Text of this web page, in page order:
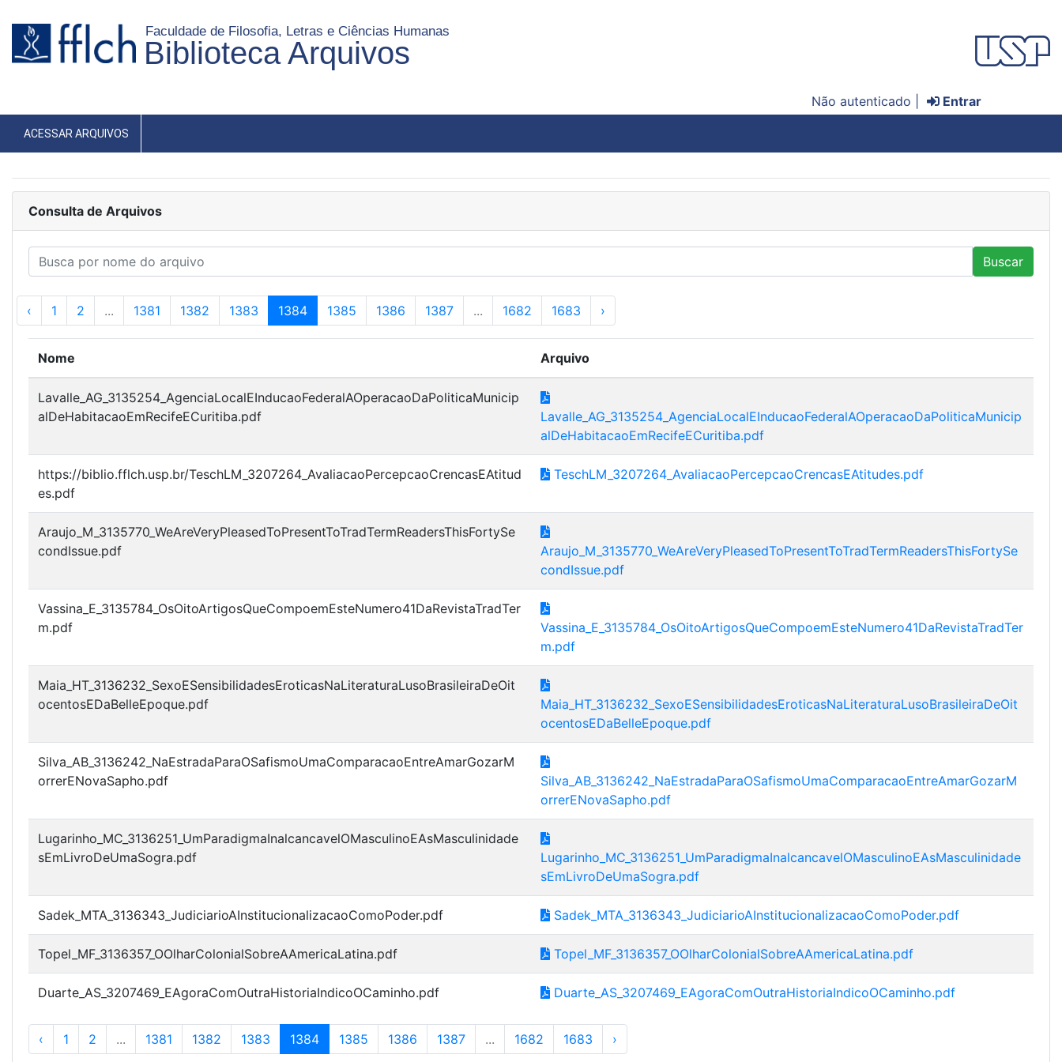
Faculdade de Filosofia, Letras e Ciências Humanas
Biblioteca Arquivos
Não autenticado | Entrar
ACESSAR ARQUIVOS
Consulta de Arquivos
Buscar
‹ 1 2 ... 1381 1382 1383 1384 1385 1386 1387 ... 1682 1683 ›
Nome Arquivo
Lavalle_AG_3135254_AgenciaLocalEInducaoFederalAOperacaoDaPoliticaMunicip
alDeHabitacaoEmRecifeECuritiba.pdf
Lavalle_AG_3135254_AgenciaLocalEInducaoFederalAOperacaoDaPoliticaMunicip
alDeHabitacaoEmRecifeECuritiba.pdf
https://biblio.fflch.usp.br/TeschLM_3207264_AvaliacaoPercepcaoCrencasEAtitud
es.pdf
TeschLM_3207264_AvaliacaoPercepcaoCrencasEAtitudes.pdf
Araujo_M_3135770_WeAreVeryPleasedToPresentToTradTermReadersThisFortySe
condIssue.pdf
Araujo_M_3135770_WeAreVeryPleasedToPresentToTradTermReadersThisFortySe
condIssue.pdf
Vassina_E_3135784_OsOitoArtigosQueCompoemEsteNumero41DaRevistaTradTer
m.pdf
Vassina_E_3135784_OsOitoArtigosQueCompoemEsteNumero41DaRevistaTradTer
m.pdf
Maia_HT_3136232_SexoESensibilidadesEroticasNaLiteraturaLusoBrasileiraDeOit
ocentosEDaBelleEpoque.pdf
Maia_HT_3136232_SexoESensibilidadesEroticasNaLiteraturaLusoBrasileiraDeOit
ocentosEDaBelleEpoque.pdf
Silva_AB_3136242_NaEstradaParaOSafismoUmaComparacaoEntreAmarGozarM
orrerENovaSapho.pdf
Silva_AB_3136242_NaEstradaParaOSafismoUmaComparacaoEntreAmarGozarM
orrerENovaSapho.pdf
Lugarinho_MC_3136251_UmParadigmaInalcancavelOMasculinoEAsMasculinidade
sEmLivroDeUmaSogra.pdf
Lugarinho_MC_3136251_UmParadigmaInalcancavelOMasculinoEAsMasculinidade
sEmLivroDeUmaSogra.pdf
Sadek_MTA_3136343_JudiciarioAInstitucionalizacaoComoPoder.pdf Sadek_MTA_3136343_JudiciarioAInstitucionalizacaoComoPoder.pdf
Topel_MF_3136357_OOlharColonialSobreAAmericaLatina.pdf Topel_MF_3136357_OOlharColonialSobreAAmericaLatina.pdf
Duarte_AS_3207469_EAgoraComOutraHistoriaIndicoOCaminho.pdf Duarte_AS_3207469_EAgoraComOutraHistoriaIndicoOCaminho.pdf
‹ 1 2 ... 1381 1382 1383 1384 1385 1386 1387 ... 1682 1683 ›